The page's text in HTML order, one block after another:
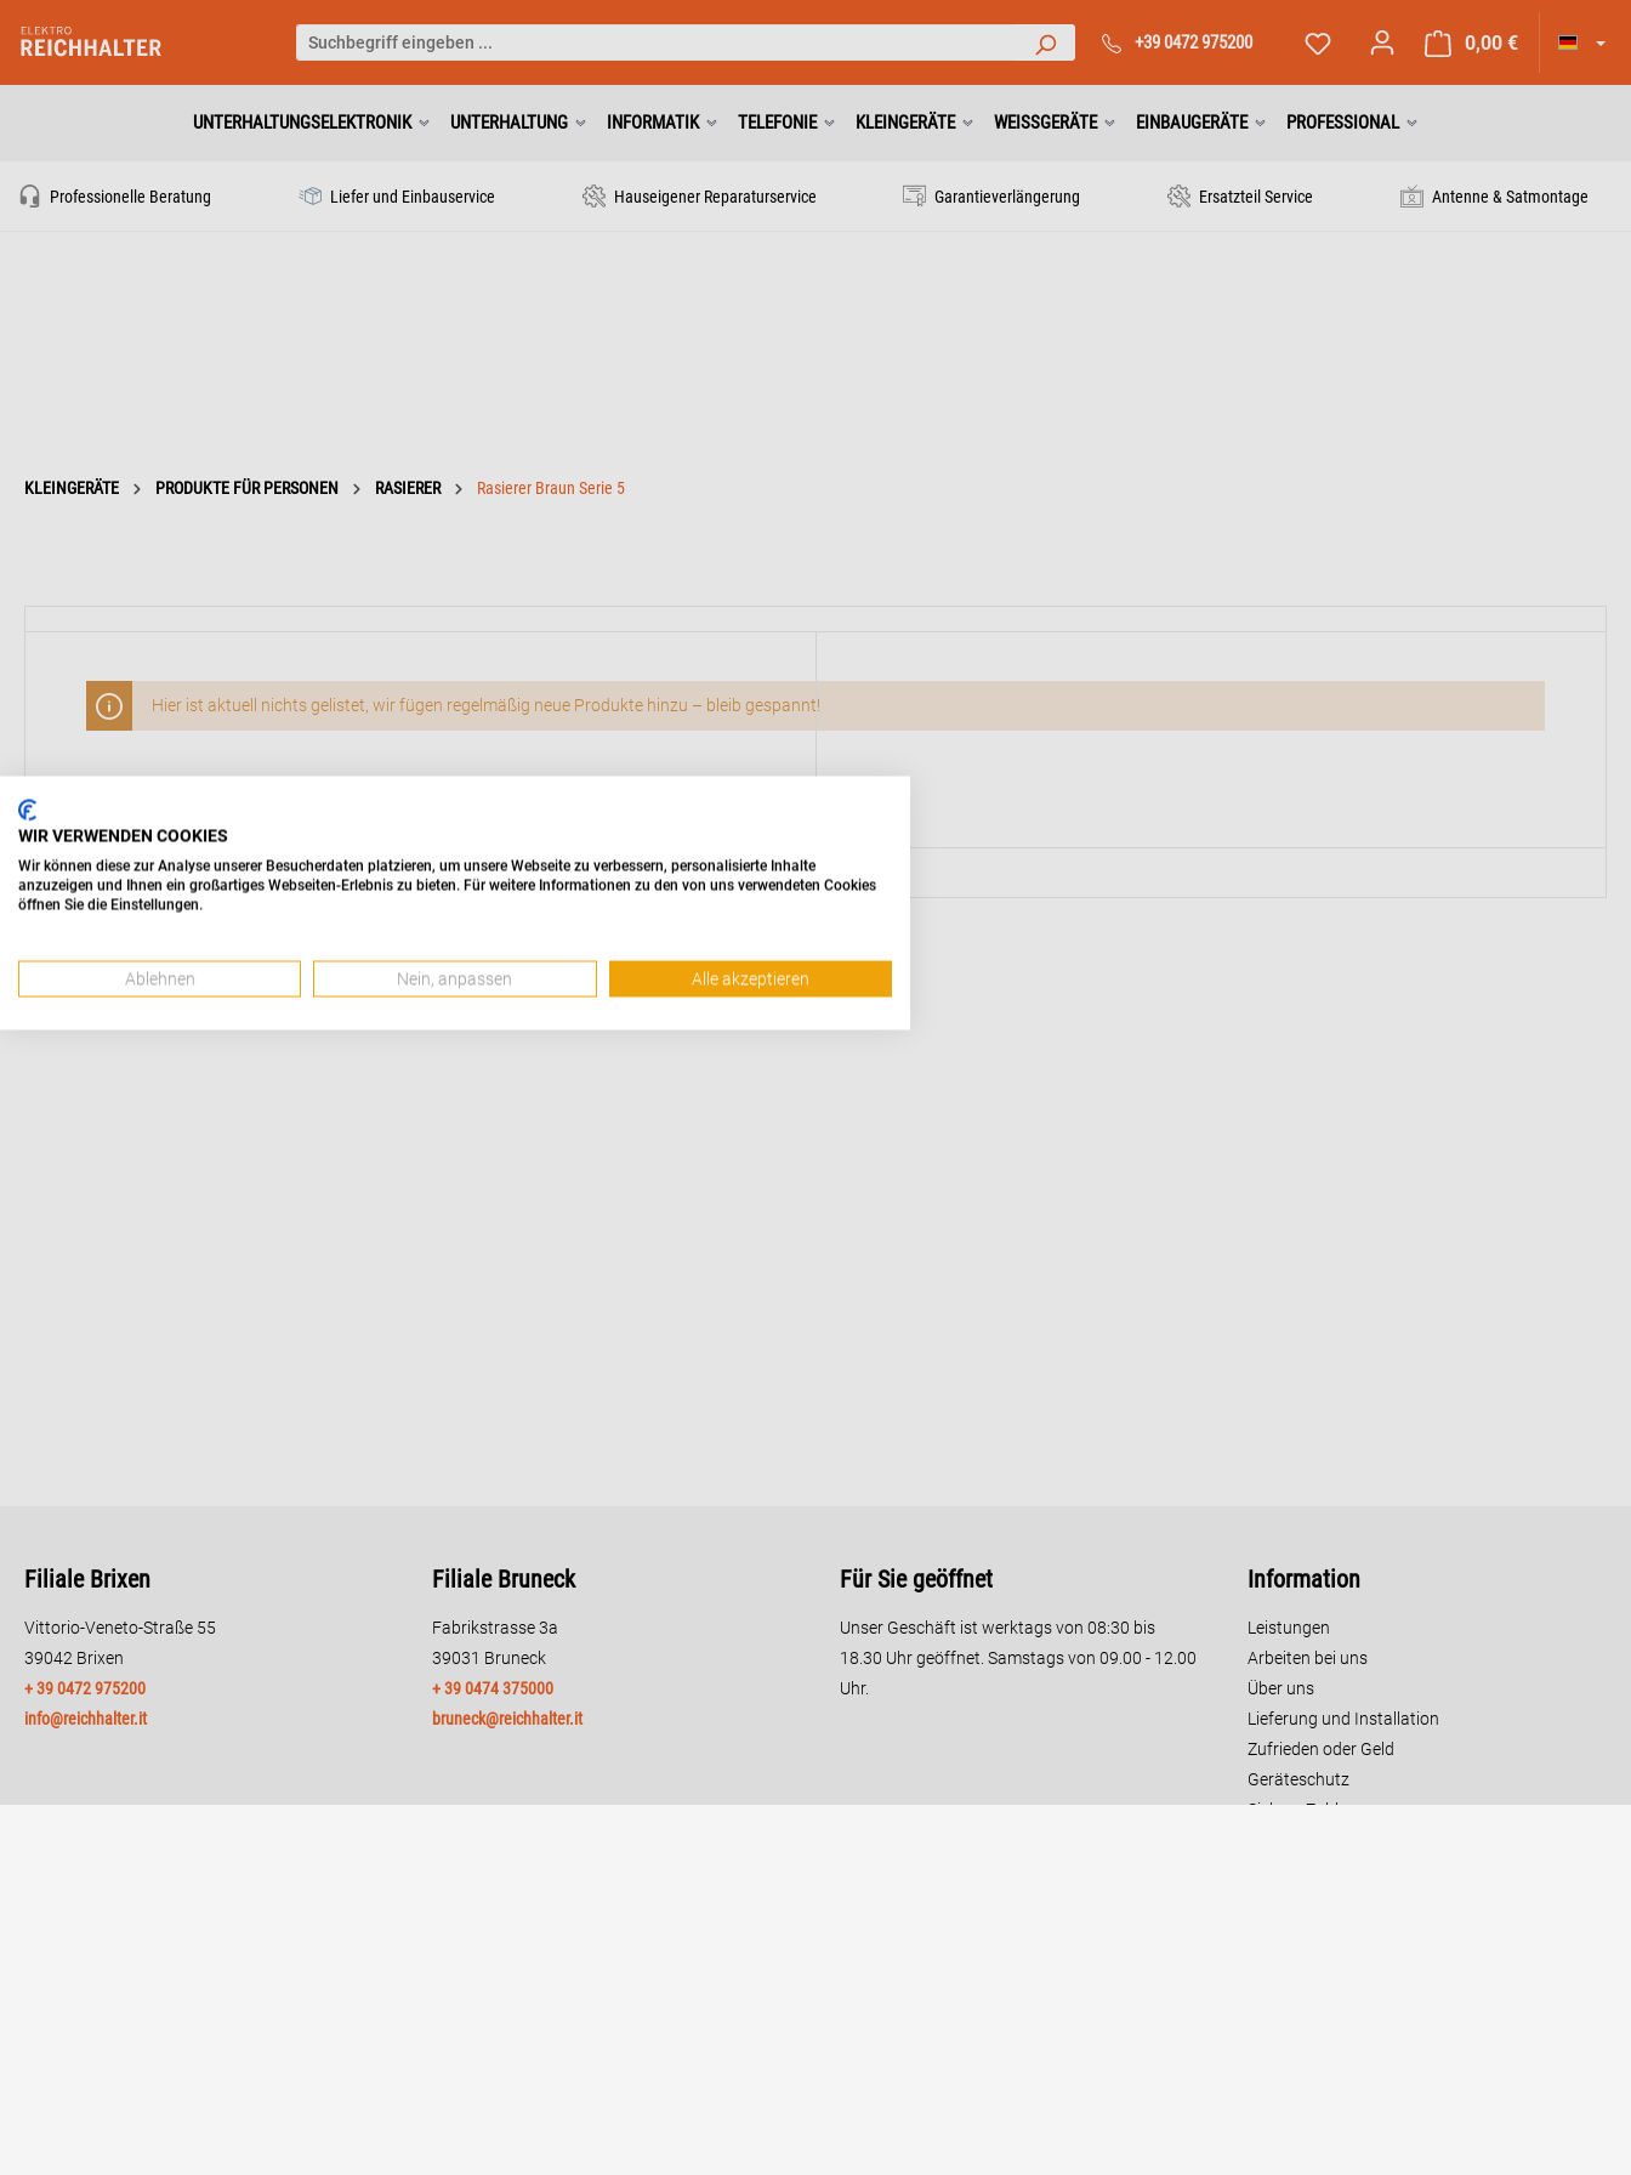
+39 0472 975200 0,00 €
UNTERHALTUNGSELEKTRONIK UNTERHALTUNG INFORMATIK TELEFONIE KLEINGERÄTE WEISSGERÄTE EINBAUGERÄTE PROFESSIONAL
Professionelle Beratung Liefer und Einbauservice Hauseigener Reparaturservice Garantieverlängerung Ersatzteil Service Antenne & Satmontage
KLEINGERÄTE PRODUKTE FÜR PERSONEN RASIERER Rasierer Braun Serie 5
Hier ist aktuell nichts gelistet, wir fügen regelmäßig neue Produkte hinzu – bleib gespannt!
Filiale Brixen
Vittorio-Veneto-Straße 55
39042 Brixen
+ 39 0472 975200
info@reichhalter.it
Filiale Bruneck
Fabrikstrasse 3a
39031 Bruneck
+ 39 0474 375000
bruneck@reichhalter.it
Für Sie geöffnet
Unser Geschäft ist werktags von 08:30 bis
18.30 Uhr geöffnet. Samstags von 09.00 - 12.00
Uhr.
Information
Leistungen
Arbeiten bei uns
Über uns
Lieferung und Installation
Zufrieden oder Geld
Geräteschutz
Sichere Zahlung
WIR VERWENDEN COOKIES
Wir können diese zur Analyse unserer Besucherdaten platzieren, um unsere Webseite zu verbessern, personalisierte Inhalte
anzuzeigen und Ihnen ein großartiges Webseiten-Erlebnis zu bieten. Für weitere Informationen zu den von uns verwendeten Cookies
öffnen Sie die Einstellungen.
Ablehnen Nein, anpassen Alle akzeptieren